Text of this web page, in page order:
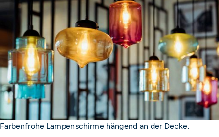
Farbenfrohe Lampenschirme hängend an der Decke.